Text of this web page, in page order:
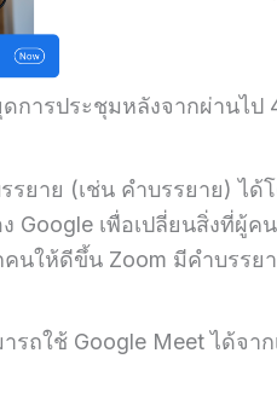
ารประชุมหลังจากผ่านไป
รยาย (เช่น คำบรรยาย) ได้
Google เพื่อเปลี่ยนสิ่งที่ผู้
นให้ดีขึ้น Zoom มีคำบรรย
รถใช้ Google Meet ได้จาก